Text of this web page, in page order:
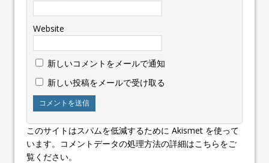
Website
新しいコメントをメールで通知
新しい投稿をメールで受け取る
このサイトはスパムを低減するために Akismet を使って
います。 コメントデータの処理方法の詳細はこちらをご
覧ください。